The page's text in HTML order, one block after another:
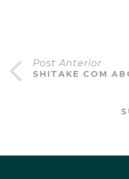
Post Anterior
SHITAKE COM